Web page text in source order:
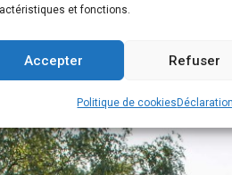
et fonctions.
Accepter Refuser
Politique de cookies